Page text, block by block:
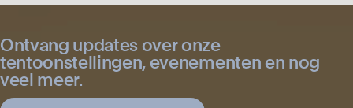
Ontvang updates over onze
tentoonstellingen, evenementen en nog
veel meer.